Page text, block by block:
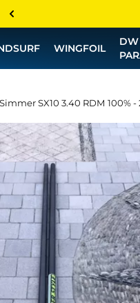
WINGFOIL
SX10 3.40 RDM 100% -